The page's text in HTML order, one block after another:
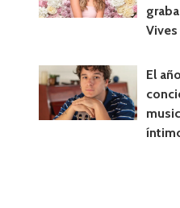
Vives
El